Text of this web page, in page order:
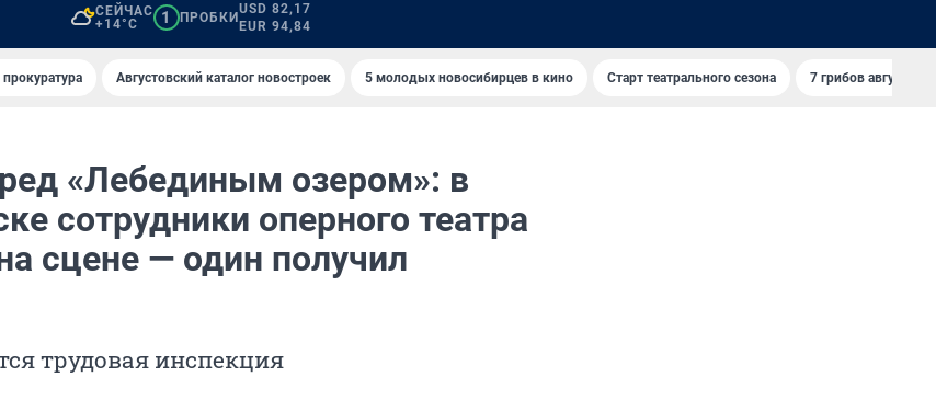
СЕЙЧАС
+14°C
1 ПРОБКИ
USD 82,17
EUR 94,84
Августовский каталог новостроек 5 молодых новосибирцев в кино Старт театрального сезона 7 грибов августа
«Лебединым озером»: в
сотрудники оперного театра
сцене — один получил
трудовая инспекция